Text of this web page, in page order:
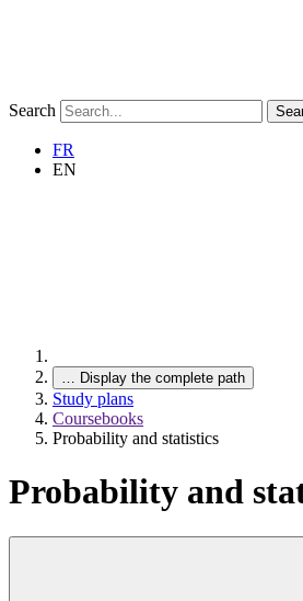
Search
FR
EN
… Display the complete path
Study plans
Coursebooks
Probability and statistics
Probability and